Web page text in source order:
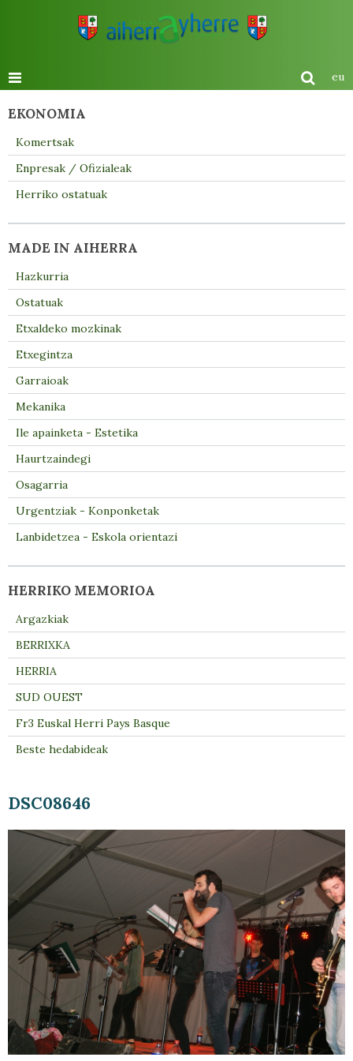
eu
DSC08646
EKONOMIA
Komertsak
Enpresak / Ofizialeak
Herriko ostatuak
MADE IN AIHERRA
Hazkurria
Ostatuak
Etxaldeko mozkinak
Etxegintza
Garraioak
Mekanika
Ile apainketa - Estetika
Haurtzaindegi
Osagarria
Urgentziak - Konponketak
Lanbidetzea - Eskola orientazi
HERRIKO MEMORIOA
Argazkiak
BERRIXKA
HERRIA
SUD OUEST
Fr3 Euskal Herri Pays Basque
Beste hedabideak